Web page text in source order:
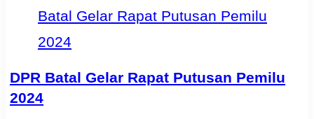
DPR Batal Gelar Rapat Putusan Pemilu
2024